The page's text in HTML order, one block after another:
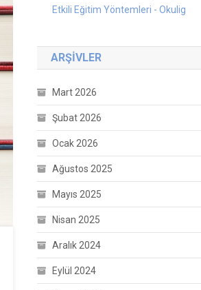
Etkili Eğitim Yöntemleri - Okulig
ARŞIVLER
Mart 2026
Şubat 2026
Ocak 2026
Ağustos 2025
Mayıs 2025
Nisan 2025
Aralık 2024
Eylül 2024